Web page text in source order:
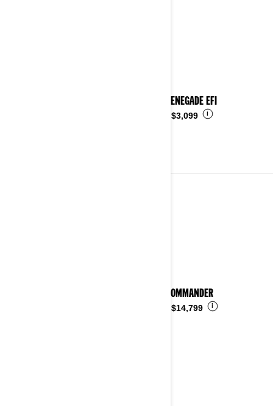
2024 RENEGADE EFI
$3,099 i
2023 COMMANDER
$14,799 i